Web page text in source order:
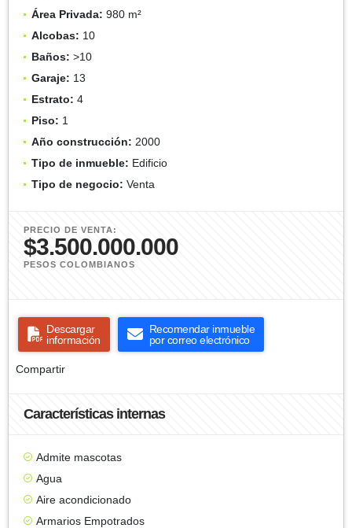
Área Privada: 980 m²
Alcobas: 10
Baños: >10
Garaje: 13
Estrato: 4
Piso: 1
Año construcción: 2000
Tipo de inmueble: Edificio
Tipo de negocio: Venta
PRECIO DE VENTA:
$3.500.000.000
PESOS COLOMBIANOS
Descargar
información
Recomendar inmueble
por correo electrónico
Compartir
Características internas
Admite mascotas
Agua
Aire acondicionado
Armarios Empotrados